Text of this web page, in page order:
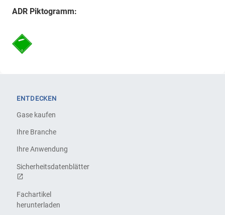
ADR Piktogramm:
ENTDECKEN
Gase kaufen
Ihre Branche
Ihre Anwendung
Sicherheitsdatenblätter
Fachartikel
herunterladen